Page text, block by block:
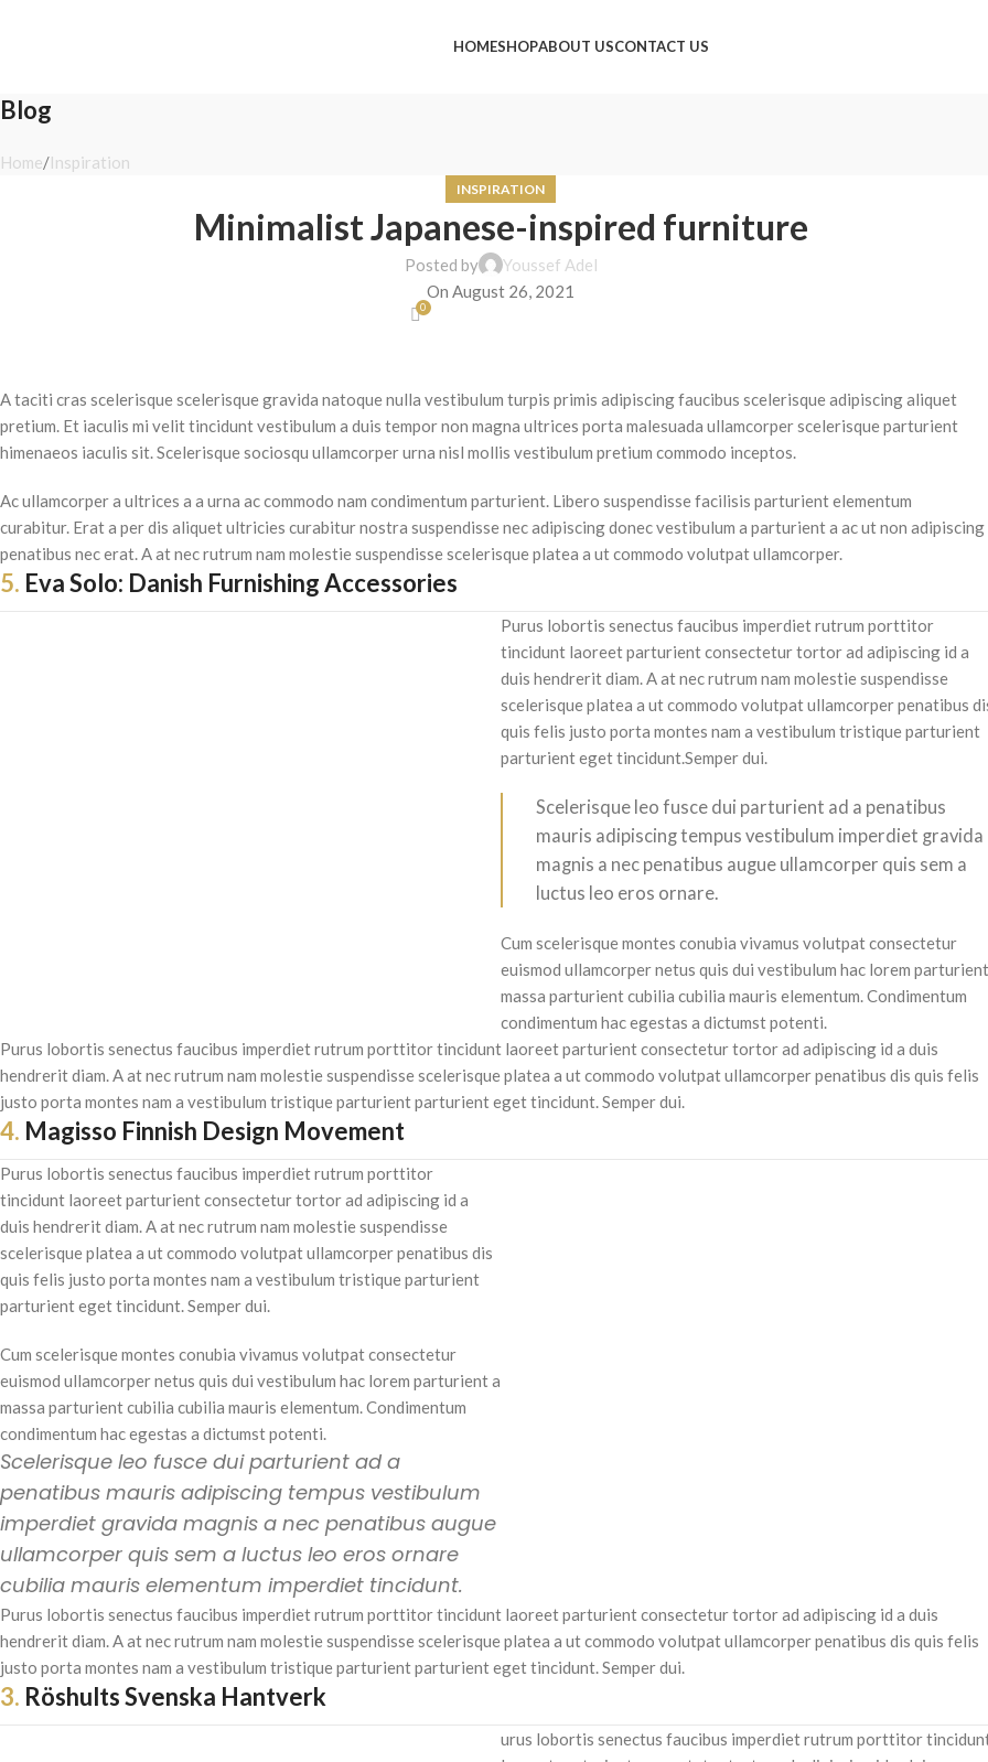
HOMESHOPABOUT USCONTACT US
Blog
Home Inspiration
INSPIRATION
Minimalist Japanese-inspired furniture
Posted by
Youssef Adel
On August 26, 2021
0
A taciti cras scelerisque scelerisque gravida natoque nulla vestibulum turpis primis adipiscing faucibus scelerisque adipiscing aliquet
pretium. Et iaculis mi velit tincidunt vestibulum a duis tempor non magna ultrices porta malesuada ullamcorper scelerisque parturient
himenaeos iaculis sit. Scelerisque sociosqu ullamcorper urna nisl mollis vestibulum pretium commodo inceptos.
Ac ullamcorper a ultrices a a urna ac commodo nam condimentum parturient. Libero suspendisse facilisis parturient elementum
curabitur. Erat a per dis aliquet ultricies curabitur nostra suspendisse nec adipiscing donec vestibulum a parturient a ac ut non adipiscing
penatibus nec erat. A at nec rutrum nam molestie suspendisse scelerisque platea a ut commodo volutpat ullamcorper.
5. Eva Solo: Danish Furnishing Accessories
Purus lobortis senectus faucibus imperdiet rutrum porttitor
tincidunt laoreet parturient consectetur tortor ad adipiscing id a
duis hendrerit diam. A at nec rutrum nam molestie suspendisse
scelerisque platea a ut commodo volutpat ullamcorper penatibus
quis felis justo porta montes nam a vestibulum tristique parturient
parturient eget tincidunt.Semper dui.
Scelerisque leo fusce dui parturient ad a penatibus
mauris adipiscing tempus vestibulum imperdiet gravida
magnis a nec penatibus augue ullamcorper quis sem a
luctus leo eros ornare.
Cum scelerisque montes conubia vivamus volutpat consectetur
euismod ullamcorper netus quis dui vestibulum hac lorem
massa parturient cubilia cubilia mauris elementum. Condimentum
condimentum hac egestas a dictumst potenti.
Purus lobortis senectus faucibus imperdiet rutrum porttitor tincidunt laoreet parturient consectetur tortor ad adipiscing id a duis
hendrerit diam. A at nec rutrum nam molestie suspendisse scelerisque platea a ut commodo volutpat ullamcorper penatibus dis quis felis
justo porta montes nam a vestibulum tristique parturient parturient eget tincidunt. Semper dui.
4. Magisso Finnish Design Movement
Purus lobortis senectus faucibus imperdiet rutrum porttitor
tincidunt laoreet parturient consectetur tortor ad adipiscing id a
duis hendrerit diam. A at nec rutrum nam molestie suspendisse
scelerisque platea a ut commodo volutpat ullamcorper penatibus dis
quis felis justo porta montes nam a vestibulum tristique parturient
parturient eget tincidunt. Semper dui.
Cum scelerisque montes conubia vivamus volutpat consectetur
euismod ullamcorper netus quis dui vestibulum hac lorem parturient a
massa parturient cubilia cubilia mauris elementum. Condimentum
condimentum hac egestas a dictumst potenti.
Scelerisque leo fusce dui parturient ad a
penatibus mauris adipiscing tempus vestibulum
imperdiet gravida magnis a nec penatibus augue
ullamcorper quis sem a luctus leo eros ornare
cubilia mauris elementum imperdiet tincidunt.
Purus lobortis senectus faucibus imperdiet rutrum porttitor tincidunt laoreet parturient consectetur tortor ad adipiscing id a duis
hendrerit diam. A at nec rutrum nam molestie suspendisse scelerisque platea a ut commodo volutpat ullamcorper penatibus dis quis felis
justo porta montes nam a vestibulum tristique parturient parturient eget tincidunt. Semper dui.
3. Röshults Svenska Hantverk
urus lobortis senectus faucibus imperdiet rutrum porttitor